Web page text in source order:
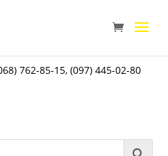
762-85-15,(097) 445-02-80